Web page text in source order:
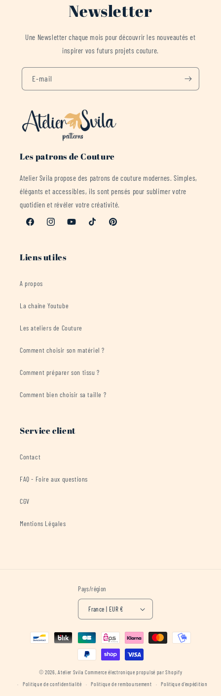
Newsletter
Une Newsletter chaque mois pour découvrir les nouveautés et
inspirer vos futurs projets couture.
E-mail
Les patrons de Couture
Atelier Svila propose des patrons de couture modernes. Simples,
élégants et accessibles, ils sont pensés pour sublimer votre
quotidien et révéler votre créativité.
FacebookInstagramYouTube TikTok Pinterest
Liens utiles
A propos
La chaîne Youtube
Les ateliers de Couture
Comment choisir son matériel ?
Comment préparer son tissu ?
Comment bien choisir sa taille ?
Service client
Contact
FAQ - Foire aux questions
CGV
Mentions Légales
Pays/région
France | EUR €
Moyens
© 2026,Atelier Svila Commerce électronique propulsé par Shopify
Politique de confidentialité
Politique de remboursement Politique d’expédition